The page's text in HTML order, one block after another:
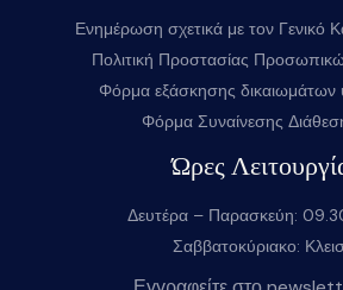
Ενημέρωση σχετικά με τον Γενικό
Πολιτική Προστασίας
Φόρμα εξάσκησης δικαιωμάτων
Φόρμα Συναίνεσης
Ώρες
Δευτέρα – Παρασκεύη:
Σαββατοκύριακο: